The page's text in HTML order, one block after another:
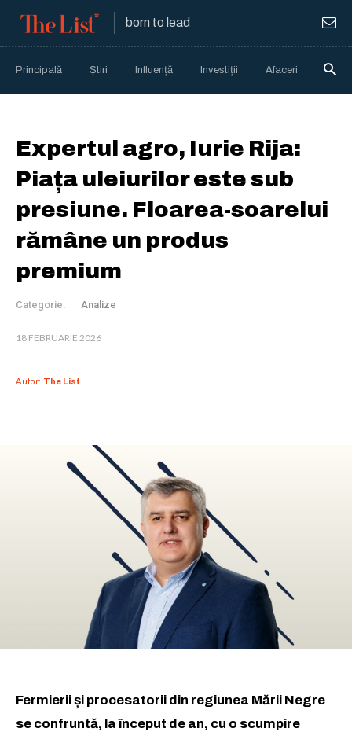
born to lead
Principală Știri Influență Investiții Afaceri
Expertul agro, Iurie Rija:
Piața uleiurilor este sub
presiune. Floarea-soarelui
rămâne un produs
premium
Categorie: Analize
18 FEBRUARIE 2026
Autor: The List
Fermierii și procesatorii din regiunea Mării Negre
se confruntă, la început de an, cu o scumpire